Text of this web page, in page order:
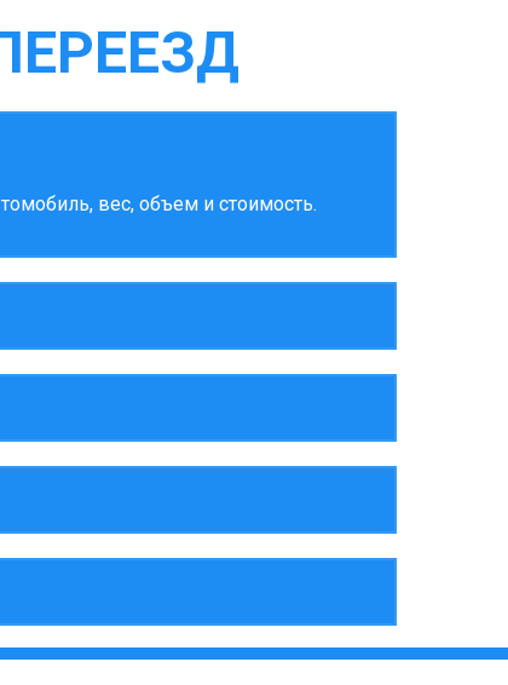
вес, объем и стоимость.